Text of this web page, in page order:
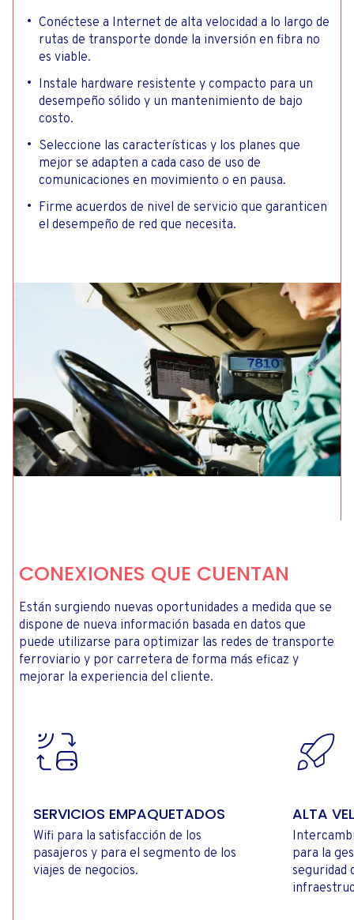
Conéctese a Internet de alta velocidad a lo largo de
rutas de transporte donde la inversión en fibra no
es viable.
Instale hardware resistente y compacto para un
desempeño sólido y un mantenimiento de bajo
costo.
Seleccione las características y los planes que
mejor se adapten a cada caso de uso de
comunicaciones en movimiento o en pausa.
Firme acuerdos de nivel de servicio que garanticen
el desempeño de red que necesita.
CONEXIONES QUE CUENTAN
Están surgiendo nuevas oportunidades a medida que se
dispone de nueva información basada en datos que
puede utilizarse para optimizar las redes de transporte
ferroviario y por carretera de forma más eficaz y
mejorar la experiencia del cliente.
SERVICIOS EMPAQUETADOS
Wifi para la satisfacción de los
pasajeros y para el segmento de los
viajes de negocios.
ALTA
para la
seguridad